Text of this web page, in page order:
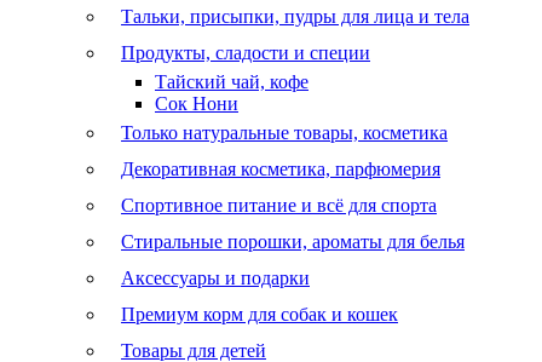
Тальки, присыпки, пудры для лица и тела
Продукты, сладости и специи
Тайский чай, кофе
Сок Нони
Только натуральные товары, косметика
Декоративная косметика, парфюмерия
Спортивное питание и всё для спорта
Стиральные порошки, ароматы для белья
Аксессуары и подарки
Премиум корм для собак и кошек
Товары для детей